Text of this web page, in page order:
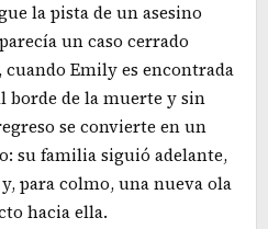
la pista de un asesino
un caso cerrado
cuando Emily es encontrada
borde de la muerte y sin
se convierte en un
su familia siguió adelante,
para colmo, una nueva ola
hacia ella.